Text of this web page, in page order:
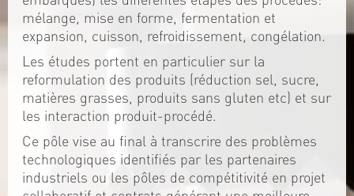
mélange, mise en forme, fermentation et
expansion, cuisson, refroidissement, congélation.
Les études portent en particulier sur la
reformulation des produits (réduction sel, sucre,
matières grasses, produits sans gluten etc) et sur
les interaction produit-procédé.
Ce pôle vise au final à transcrire des problèmes
technologiques identifiés par les partenaires
industriels ou les pôles de compétitivité en projet